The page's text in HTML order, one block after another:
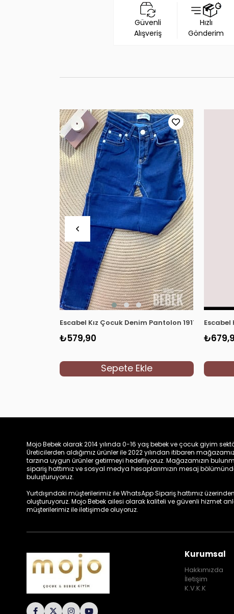
Güvenli
Alışveriş
Hızlı
Gönderim
Escabel Kız Çocuk Denim Pantolon 1917 Lacivert
₺579,90
Sepete Ekle
Escabel
Mojo Bebek olarak 2014 yılında 0-16 yaş bebek ve çocuk giyim
Üreticilerden aldığımız ürünler ile 2022 yılından itibaren
tarzına uygun ürünler getirmeyi hedefliyoruz. Mağazamızın
sipariş hattımız ve sosyal medya hesaplarımızın mesaj
buluşturuyoruz.
Yurtdışındaki müşterilerimiz ile WhatsApp Sipariş hattımız
oluşturuyoruz. Mojo Bebek ailesi olarak kaliteli ve güvenli hizmet
müşterilerimiz ile iletişimde oluyoruz.
Kurumsal
Hakkımızda
İletişim
K.V.K.K